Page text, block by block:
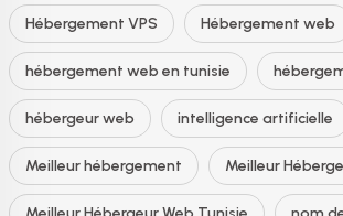
Hébergement VPS Hébergement web
hébergement web en tunisie
hébergeur web intelligence artificielle
Meilleur hébergement Meilleur